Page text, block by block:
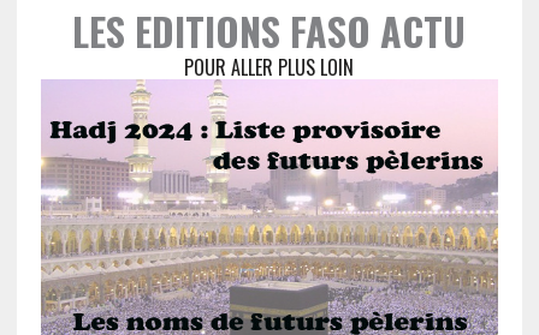
LES EDITIONS FASO ACTU
POUR ALLER PLUS LOIN